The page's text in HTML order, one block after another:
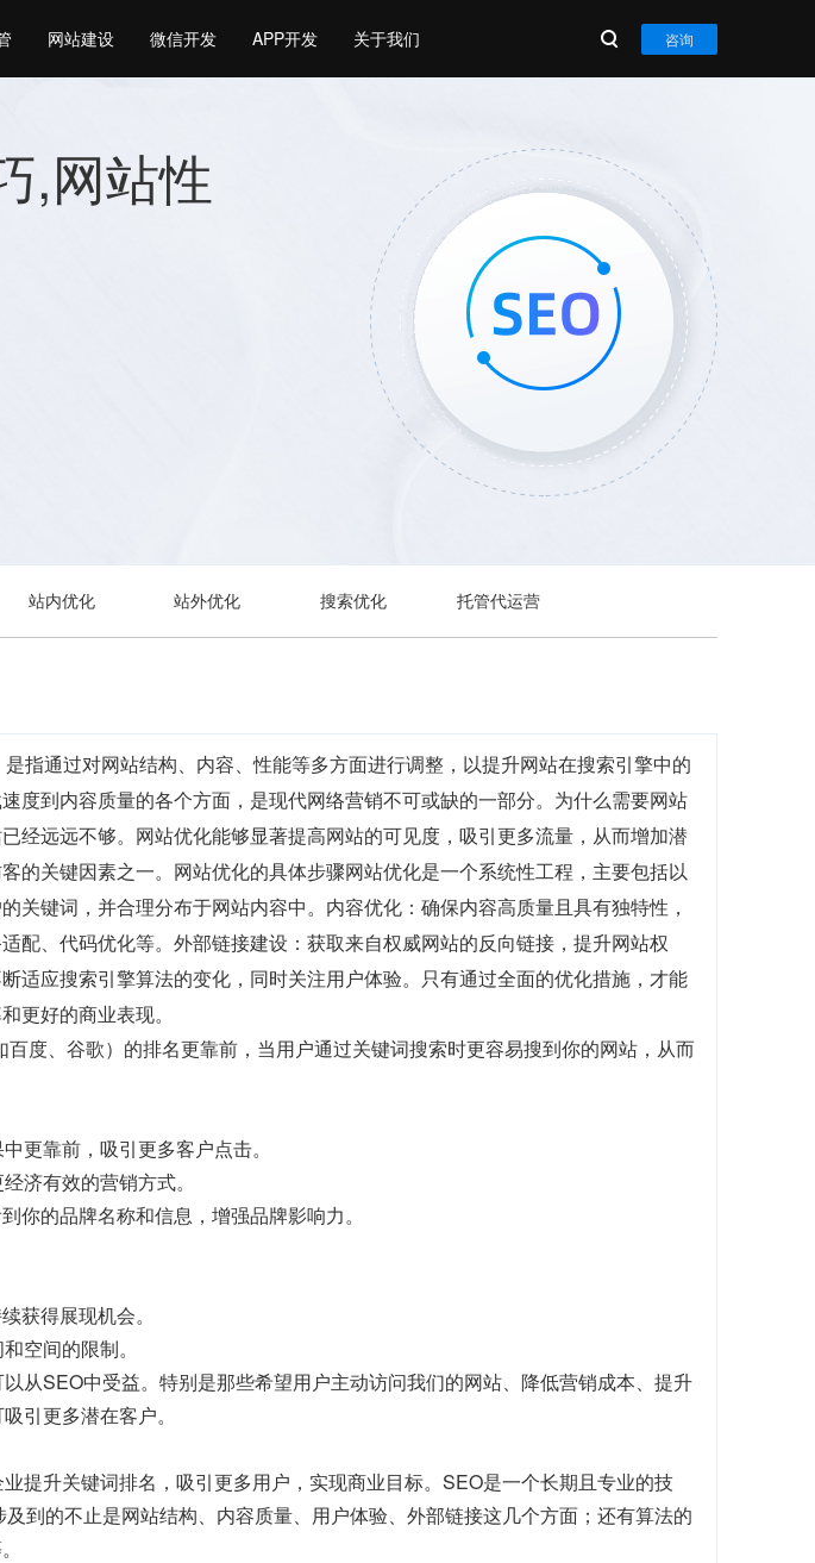
网站建设 微信开发 APP开发 关于我们 咨询
,网站性
站内优化 站外优化 搜索优化 托管代运营
指通过对网站结构、内容、性能等多方面进行调整，以提升网站在搜索引擎中的
度到内容质量的各个方面，是现代网络营销不可或缺的一部分。为什么需要网站
经远远不够。网站优化能够显著提高网站的可见度，吸引更多流量，从而增加潜
的关键因素之一。网站优化的具体步骤网站优化是一个系统性工程，主要包括以
关键词，并合理分布于网站内容中。内容优化：确保内容高质量且具有独特性，
配、代码优化等。外部链接建设：获取来自权威网站的反向链接，提升网站权
适应搜索引擎算法的变化，同时关注用户体验。只有通过全面的优化措施，才能
更好的商业表现。
度、谷歌）的排名更靠前，当用户通过关键词搜索时更容易搜到你的网站，从而
更靠前，吸引更多客户点击。
济有效的营销方式。
你的品牌名称和信息，增强品牌影响力。
获得展现机会。
空间的限制。
从SEO中受益。特别是那些希望用户主动访问我们的网站、降低营销成本、提升
引更多潜在客户。
提升关键词排名，吸引更多用户，实现商业目标。SEO是一个长期且专业的技
到的不止是网站结构、内容质量、用户体验、外部链接这几个方面；还有算法的